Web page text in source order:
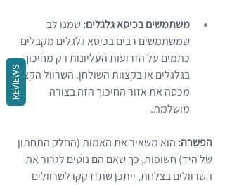
משתמשים בכיסא גלגלים: שמנו לב
שמשתמשים רבים בכיסא גלגלים מקבלים
כתמים על הזרועות העליונות רק מחיכוך
בגלגלים או בקצוות השולחן. השרוול הקצר
מכסה את אזור החיכוך הזה בצורה
מושלמת.
הפשרה: הוא משאיר את האמות (החלק התחתון
של היד) חשופות, כך שאם הם נוטים לגרור את
השרוולים בצלחת, ייתכן שתזדקקו לשרוולים
REVIEWS